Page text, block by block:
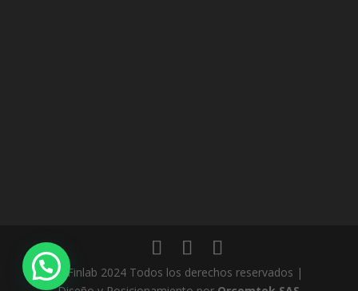
© Finlab 2024 Todos los derechos reservados |